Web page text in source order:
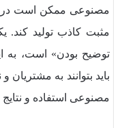
مصنوعی ممکن است در
مثبت کاذب تولید کند.
توضیح بودن» است، به
باید بتوانند به
مصنوعی استفاده و